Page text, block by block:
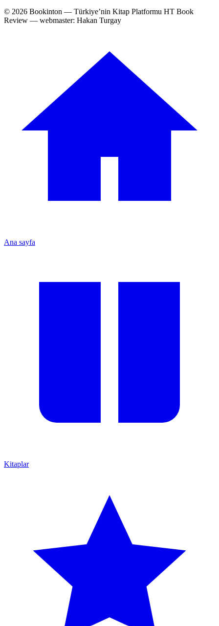
© 2026 Bookinton — Türkiye’nin Kitap Platformu HT Book
Review — webmaster: Hakan Turgay
Ana sayfa
Kitaplar